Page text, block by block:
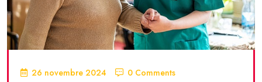
26 novembre 2024 0 Comments